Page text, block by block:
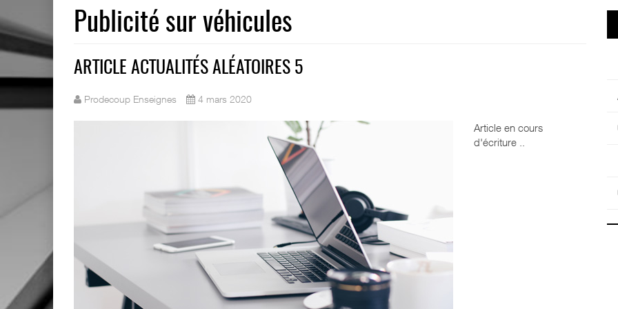
Publicité sur véhicules
ARTICLE ACTUALITÉS ALÉATOIRES 5
Prodecoup Enseignes 4 mars 2020
Article en cours
d'écriture ..